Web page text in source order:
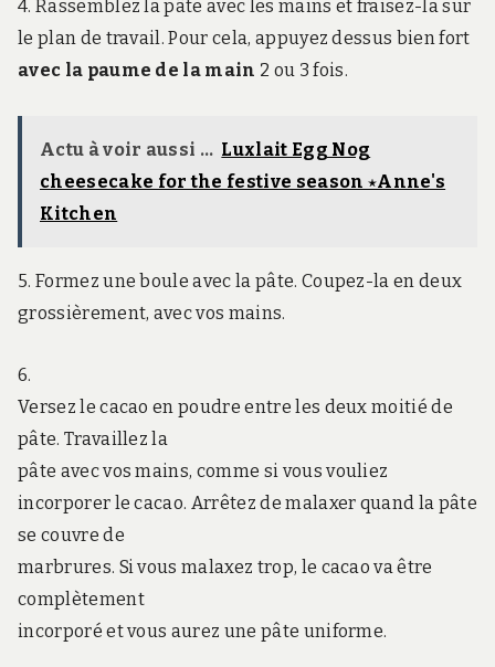
4. Rassemblez la pâte avec les mains et fraisez-la sur
le plan de travail. Pour cela, appuyez dessus bien fort
avec la paume de la main 2 ou 3 fois.
Actu à voir aussi ... Luxlait Egg Nog
cheesecake for the festive season ⋆Anne's
Kitchen
5. Formez une boule avec la pâte. Coupez-la en deux
grossièrement, avec vos mains.
6.
Versez le cacao en poudre entre les deux moitié de
pâte. Travaillez la
pâte avec vos mains, comme si vous vouliez
incorporer le cacao. Arrêtez de malaxer quand la pâte
se couvre de
marbrures. Si vous malaxez trop, le cacao va être
complètement
incorporé et vous aurez une pâte uniforme.